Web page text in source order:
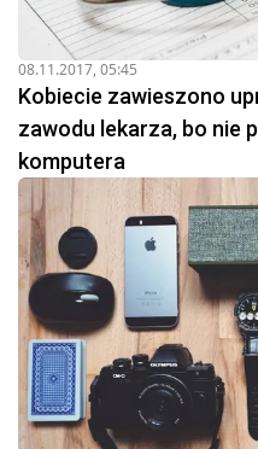
08.11.2017, 05:45
Kobiecie zawieszono
zawodu lekarza, bo nie
komputera